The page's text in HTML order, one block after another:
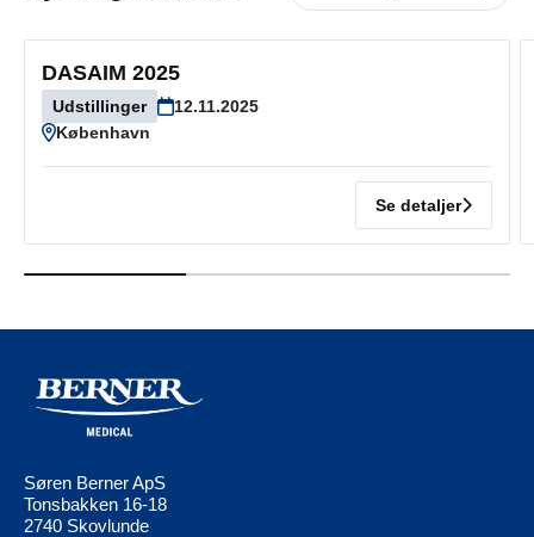
DASAIM 2025
Udstillinger
12.11.2025
København
Se detaljer
Søren Berner ApS
Tonsbakken 16-18
2740 Skovlunde